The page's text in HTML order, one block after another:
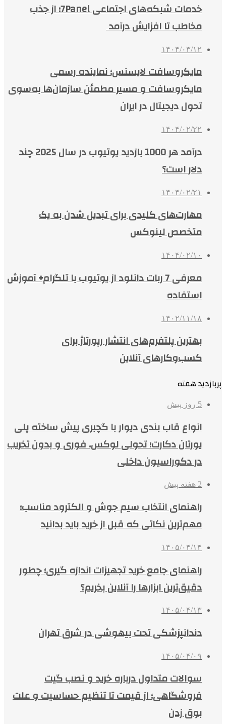
خدمات شبکه‌های اجتماعی 7Panel؛ از جذب
مخاطب تا افزایش درآمد
۱۴۰۴/۰۳/۱۲
مایکروسافت لایسنس؛ نماینده رسمی
مایکروسافت و مسیر مطمئن سازمان‌ها به‌سوی
تحول دیجیتال در ایران
۱۴۰۴/۰۲/۲۲
درآمد هر 1000 بازدید یوتیوب در سال 2025 چند
دلار است؟
۱۴۰۴/۰۲/۲۱
مهارت‌های کلیدی برای تبدیل شدن به یک
متخصص لینوکس
۱۴۰۴/۰۲/۱۰
معرفی 7 ربات دانلود از یوتیوب با تلگرام+ آموزش
استفاده
۱۴۰۲/۱۱/۱۸
بهترین پلتفرم‌های انتشار رپورتاژ برای
کسب‌وکارهای آنلاین
پربازدید هفته
5 روز پیش
انواع قاب بندی دیوار با گچبری پیش ساخته پلی
یورتان دکارت؛ تحولی لوکس، فوری و بدون تخریب
در دکوراسیون داخلی
2 هفته پیش
راهنمای انتخاب سیم جوش و الکترود مناسب؛
مهم‌ترین نکاتی که قبل از خرید باید بدانید
۱۴۰۵/۰۴/۱۴
راهنمای جامع خرید تجهیزات اندازه گیری؛ چطور
دقیق‌ترین ابزارها را آنلاین بخریم؟
۱۴۰۵/۰۴/۱۳
دندانپزشکی تحت بیهوشی در شرق تهران
۱۴۰۵/۰۴/۰۹
سوالات متداول درباره خرید و نصب گیت
فروشگاهی؛ از قیمت تا تنظیم حساسیت و علت
بوق زدن